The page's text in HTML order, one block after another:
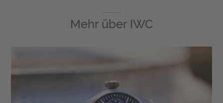
Mehr über IWC